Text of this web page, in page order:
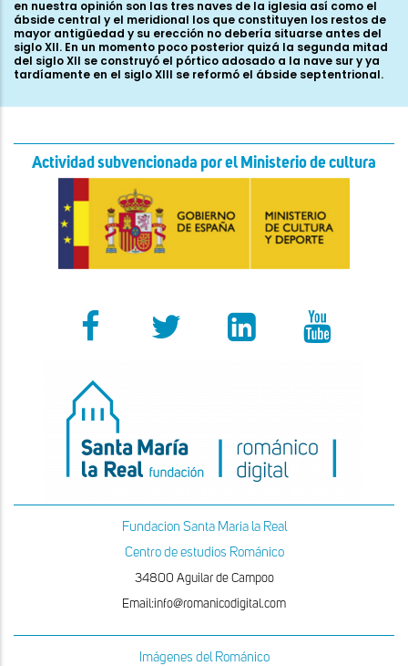
Actividad subvencionada por el Ministerio de cultura
Fundacion Santa Maria la Real
Centro de estudios Románico
34800 Aguilar de Campoo
Email:info@romanicodigital.com
Imágenes del Románico